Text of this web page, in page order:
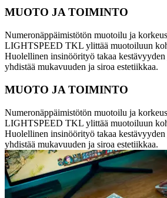
MUOTO JA TOIMINTO
Numeronäppäimistötön muotoilu ja
LIGHTSPEED TKL ylittää muotoiluun
Huolellinen insinöörityö takaa
yhdistää mukavuuden ja siroa estetiikkaa.
MUOTO JA TOIMINTO
Numeronäppäimistötön muotoilu ja
LIGHTSPEED TKL ylittää muotoiluun
Huolellinen insinöörityö takaa
yhdistää mukavuuden ja siroa estetiikkaa.